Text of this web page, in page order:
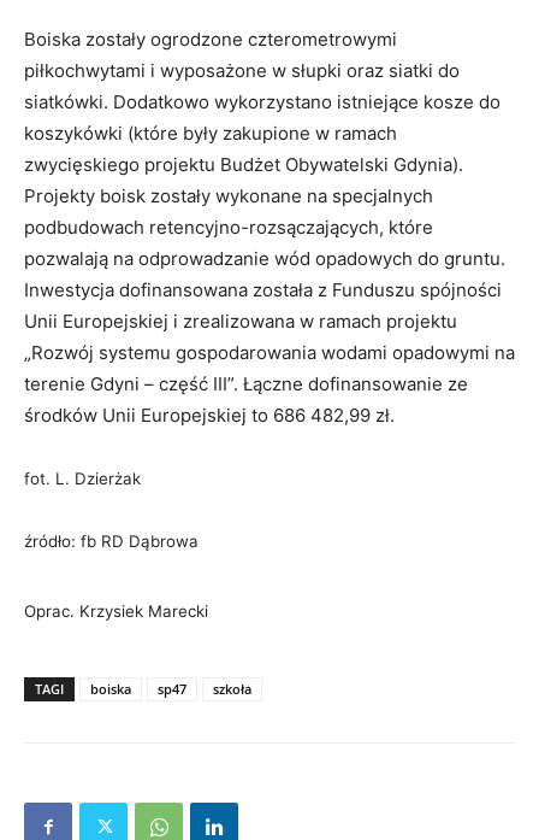
Boiska zostały ogrodzone czterometrowymi
piłkochwytami i wyposażone w słupki oraz siatki do
siatkówki. Dodatkowo wykorzystano istniejące kosze do
koszykówki (które były zakupione w ramach
zwycięskiego projektu Budżet Obywatelski Gdynia).
Projekty boisk zostały wykonane na specjalnych
podbudowach retencyjno-rozsączających, które
pozwalają na odprowadzanie wód opadowych do gruntu.
Inwestycja dofinansowana została z Funduszu spójności
Unii Europejskiej i zrealizowana w ramach projektu
„Rozwój systemu gospodarowania wodami opadowymi na
terenie Gdyni – część III”. Łączne dofinansowanie ze
środków Unii Europejskiej to 686 482,99‬ zł.
fot. L. Dzierżak
źródło: fb RD Dąbrowa
Oprac. Krzysiek Marecki
TAGI boiska sp47 szkoła